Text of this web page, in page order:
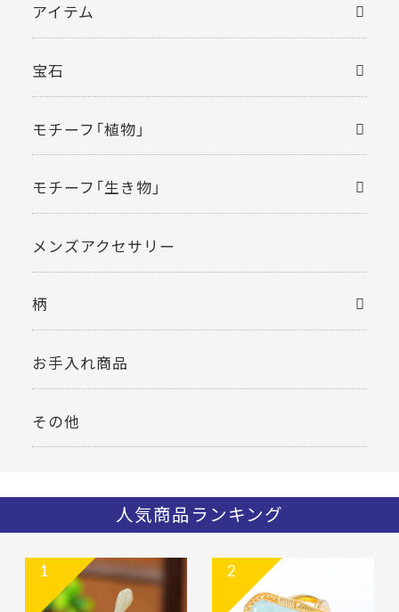
アイテム
宝石
モチーフ「植物」
モチーフ「生き物」
メンズアクセサリー
柄
お手入れ商品
その他
人気商品ランキング
1 2